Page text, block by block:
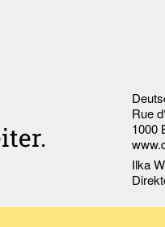
Rue
1000
Ilka